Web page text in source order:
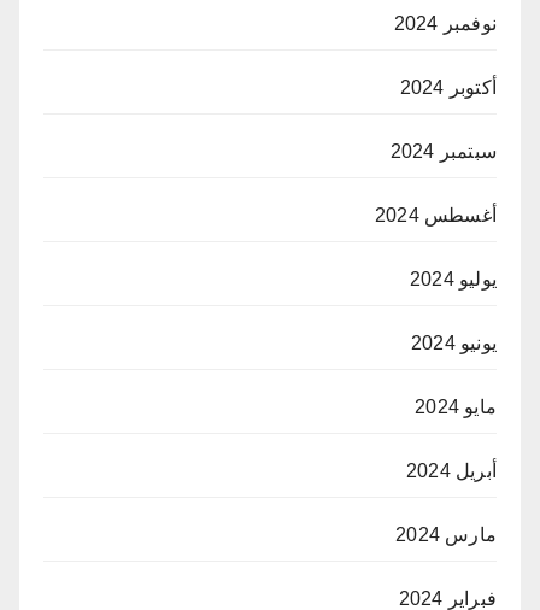
نوفمبر 2024
أكتوبر 2024
سبتمبر 2024
أغسطس 2024
يوليو 2024
يونيو 2024
مايو 2024
أبريل 2024
مارس 2024
فبراير 2024